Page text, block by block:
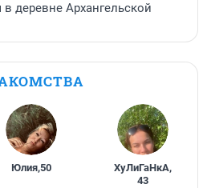
деревне Архангельской
Юлия,50 ХуЛиГаНкА,
43